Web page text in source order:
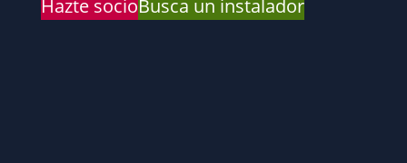
Hazte socioBusca un instalador